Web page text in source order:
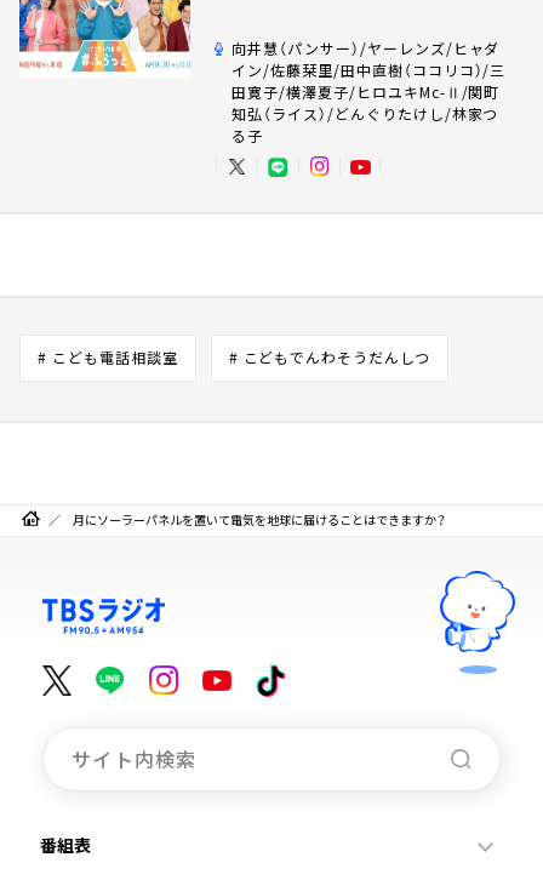
向井慧（パンサー）/ヤーレンズ/ヒャダ
イン/佐藤栞里/田中直樹（ココリコ）/三
田寛子/横澤夏子/ヒロユキMc-Ⅱ/関町
知弘（ライス）/どんぐりたけし/林家つ
る子
# こども電話相談室 # こどもでんわそうだんしつ
月にソーラーパネルを置いて電気を地球に届けることはできますか？
番組表